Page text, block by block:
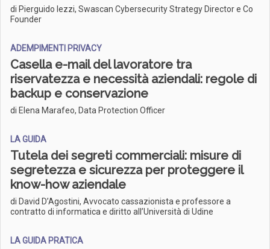
di Pierguido Iezzi, Swascan Cybersecurity Strategy Director e Co
Founder
ADEMPIMENTI PRIVACY
Casella e-mail del lavoratore tra
riservatezza e necessità aziendali: regole di
backup e conservazione
di Elena Marafeo, Data Protection Officer
LA GUIDA
Tutela dei segreti commerciali: misure di
segretezza e sicurezza per proteggere il
know-how aziendale
di David D’Agostini, Avvocato cassazionista e professore a
contratto di informatica e diritto all’Università di Udine
LA GUIDA PRATICA